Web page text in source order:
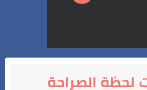
لحظة الصراحة